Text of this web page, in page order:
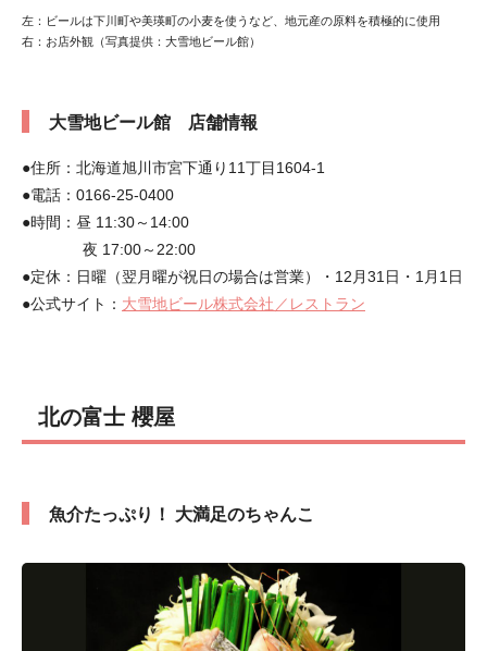
左：ビールは下川町や美瑛町の小麦を使うなど、地元産の原料を積極的に使用
右：お店外観（写真提供：大雪地ビール館）
大雪地ビール館 店舗情報
●住所：北海道旭川市宮下通り11丁目1604-1
●電話：0166-25-0400
●時間：昼 11:30～14:00
夜 17:00～22:00
●定休：日曜（翌月曜が祝日の場合は営業）・12月31日・1月1日
●公式サイト： 大雪地ビール株式会社／レストラン
北の富士 櫻屋
魚介たっぷり！ 大満足のちゃんこ